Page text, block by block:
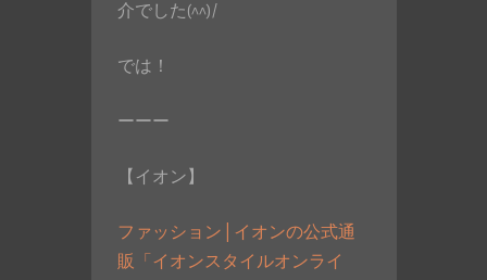
介でした(^^)/
では！
ーーー
【イオン】
ファッション | イオンの公式通
販「イオンスタイルオンライ